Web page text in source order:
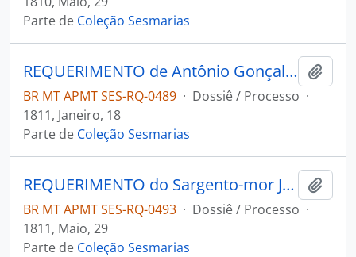
Parte de Coleção Sesmarias
REQUERIMENTO de Antônio Gonçalves de Paula ao Governador e Capitão-General da Capitania de Mato Grosso João Carlos Augusto D' Oeynhausen e Gravemberg.
BR MT APMT SES-RQ-0489 · Dossiê / Processo ·
1811, Janeiro, 18
Parte de Coleção Sesmarias
REQUERIMENTO do Sargento-mor Jerônimo Joaquim Nunes ao Governador e Capitão-General da Capitania de Mato Grosso João Carlos Augusto D' Oeynhausen e Gravemberg.
BR MT APMT SES-RQ-0493 · Dossiê / Processo ·
1811, Maio, 29
Parte de Coleção Sesmarias